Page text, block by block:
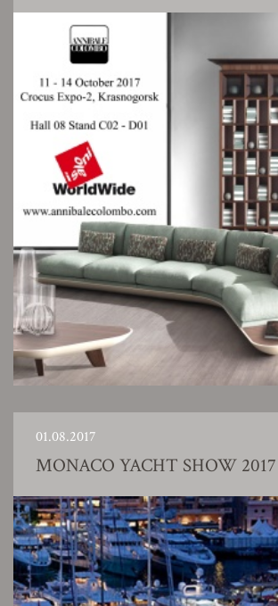
01.08.2017
MONACO YACHT SHOW 2017